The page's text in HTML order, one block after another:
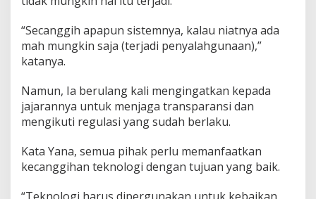
e
g
a
i
!
“Secanggih apapun sistemnya, kalau niatnya ada
mah mungkin saja (terjadi penyalahgunaan),”
katanya.
Namun, Ia berulang kali mengingatkan kepada
jajarannya untuk menjaga transparansi dan
mengikuti regulasi yang sudah berlaku.
Kata Yana, semua pihak perlu memanfaatkan
kecanggihan teknologi dengan tujuan yang baik.